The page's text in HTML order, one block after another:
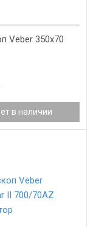
Veber 350x70
в наличии